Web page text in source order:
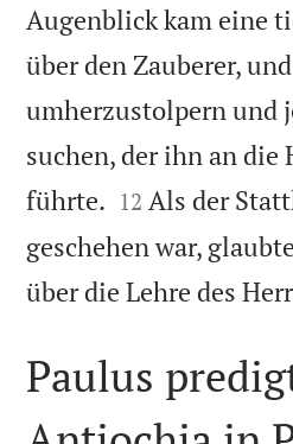
Augenblick kam eine
über den Zauberer,
umherzustolpern und
suchen, der ihn an die
führte. 

12 Als der
geschehen war,
über die Lehre des
Paulus